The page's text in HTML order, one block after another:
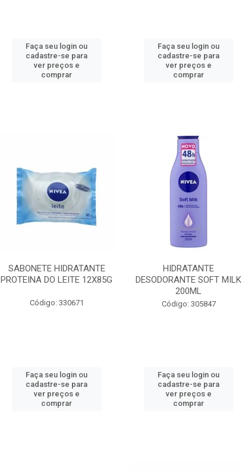
Faça seu login ou
cadastre-se para
ver preços e
comprar
Faça seu login ou
cadastre-se para
ver preços e
comprar
SABONETE HIDRATANTE
PROTEINA DO LEITE 12X85G
Código: 330671
Faça seu login ou
cadastre-se para
ver preços e
comprar
HIDRATANTE
DESODORANTE SOFT MILK
200ML
Código: 305847
Faça seu login ou
cadastre-se para
ver preços e
comprar